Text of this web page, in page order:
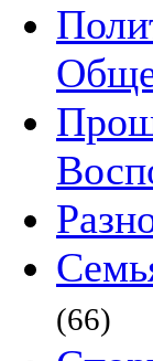
(66)